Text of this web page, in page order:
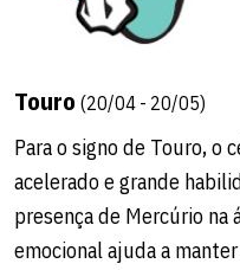
Touro (20/04 - 20/05)
Para o signo de Touro, o
acelerado e grande
presença de Mercúrio
emocional ajuda a